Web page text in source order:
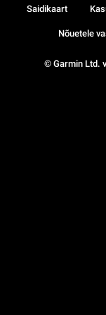
© Garmin Ltd.
Saidikaart
Nõuetele